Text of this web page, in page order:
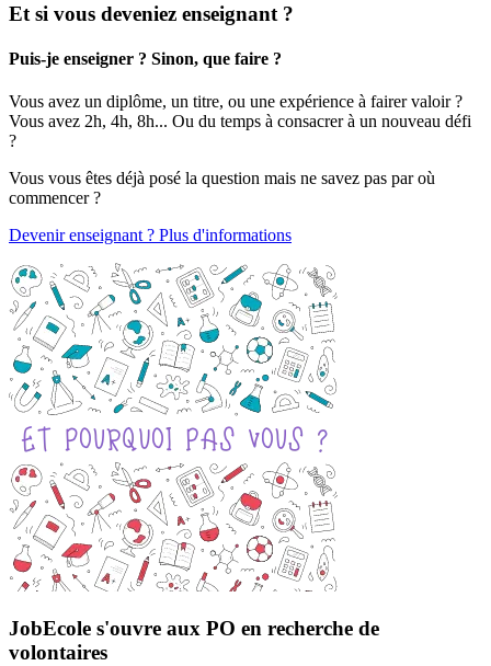
Et si vous deveniez enseignant ?
Puis-je enseigner ? Sinon, que faire ?
Vous avez un diplôme, un titre, ou une expérience à fairer valoir ?
Vous avez 2h, 4h, 8h... Ou du temps à consacrer à un nouveau défi
?
Vous vous êtes déjà posé la question mais ne savez pas par où
commencer ?
Devenir enseignant ? Plus d'informations
JobEcole s'ouvre aux PO en recherche de
volontaires